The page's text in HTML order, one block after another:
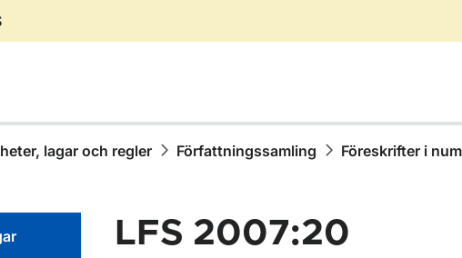
lagar och regler Författningssamling Föreskrifter i
LFS 2007:20